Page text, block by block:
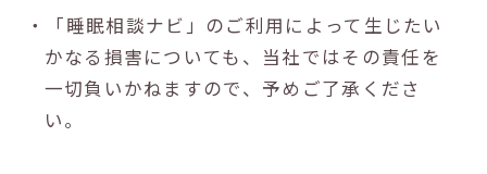
・「睡眠相談ナビ」のご利用によって生じたい
かなる損害についても、当社ではその責任を
一切負いかねますので、予めご了承くださ
い。